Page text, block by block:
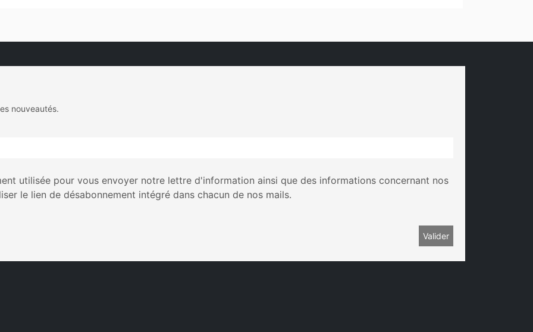
nouveautés.
utilisée pour vous envoyer notre lettre d'information ainsi que des informations concernant nos
le lien de désabonnement intégré dans chacun de nos mails.